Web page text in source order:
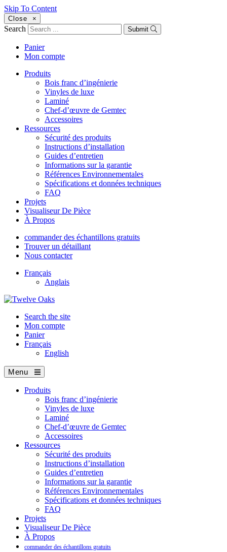
Skip To Content
Close ×
Search Submit
Panier
Mon compte
Produits
Bois franc d’ingénierie
Vinyles de luxe
Laminé
Chef-d’œuvre de Gemtec
Accessoires
Ressources
Sécurité des produits
Instructions d’installation
Guides d’entretien
Informations sur la garantie
Références Environnementales
Spécifications et données techniques
FAQ
Projets
Visualiseur De Pièce
À Propos
commander des échantillons gratuits
Trouver un détaillant
Nous contacter
Français
Anglais
Search the site
Mon compte
Panier
Français
English
Menu
Produits
Bois franc d’ingénierie
Vinyles de luxe
Laminé
Chef-d’œuvre de Gemtec
Accessoires
Ressources
Sécurité des produits
Instructions d’installation
Guides d’entretien
Informations sur la garantie
Références Environnementales
Spécifications et données techniques
FAQ
Projets
Visualiseur De Pièce
À Propos
commander des échantillons gratuits